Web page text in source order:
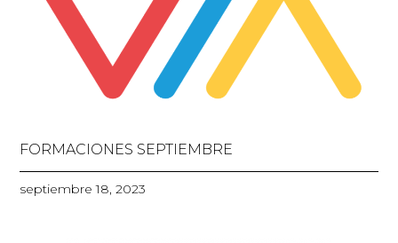
FORMACIONES SEPTIEMBRE
septiembre 18, 2023